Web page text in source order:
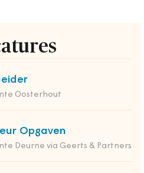
Oosterhout
Opgaven
Deurne via Geerts & Partners